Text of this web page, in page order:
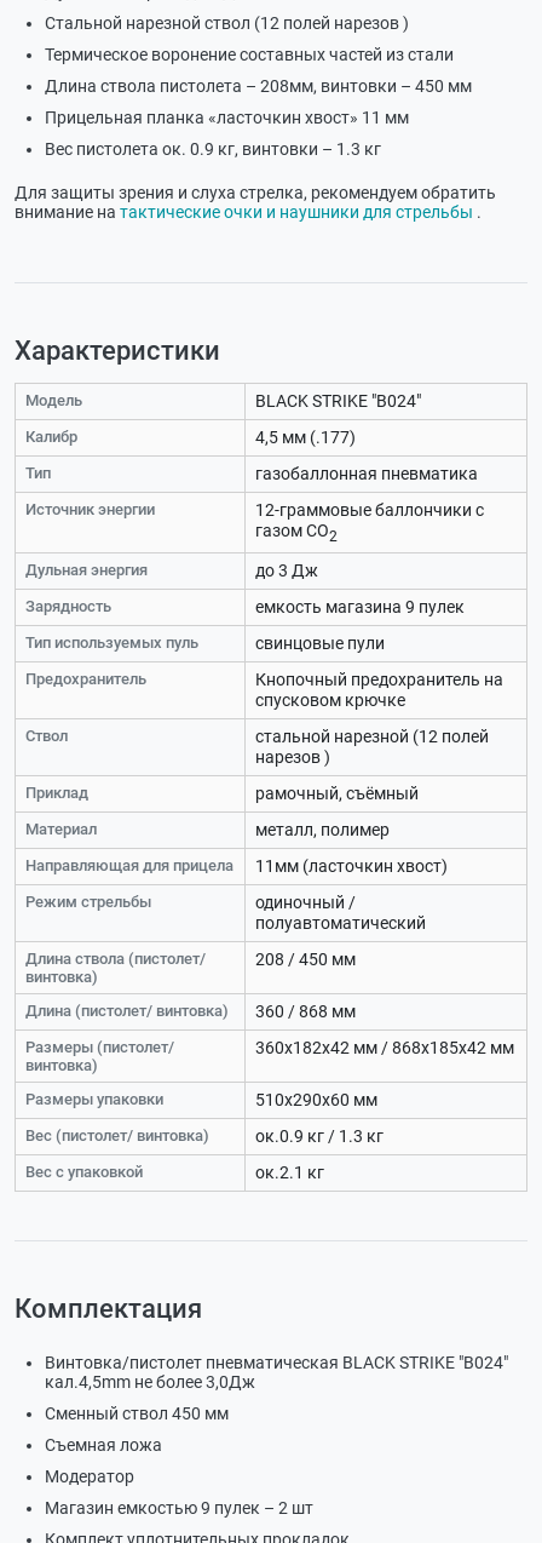
Стальной нарезной ствол (12 полей нарезов )
Термическое воронение составных частей из стали
Длина ствола пистолета – 208мм, винтовки – 450 мм
Прицельная планка «ласточкин хвост» 11 мм
Вес пистолета ок. 0.9 кг, винтовки – 1.3 кг
Для защиты зрения и слуха стрелка, рекомендуем обратить
внимание на тактические очки и наушники для стрельбы .
Характеристики
Модель BLACK STRIKE "B024"
Калибр 4,5 мм (.177)
Тип газобаллонная пневматика
Источник энергии
12-граммовые баллончики с
газом CO2
Дульная энергия до 3 Дж
Зарядность емкость магазина 9 пулек
Тип используемых пуль свинцовые пули
Предохранитель
Кнопочный предохранитель на
спусковом крючке
Ствол
стальной нарезной (12 полей
нарезов )
Приклад рамочный, съёмный
Материал металл, полимер
Направляющая для прицела 11мм (ласточкин хвост)
Режим стрельбы
одиночный /
полуавтоматический
Длина ствола (пистолет/
винтовка)
208 / 450 мм
Длина (пистолет/ винтовка) 360 / 868 мм
Размеры (пистолет/
винтовка)
360x182x42 мм / 868x185x42 мм
Размеры упаковки 510x290x60 мм
Вес (пистолет/ винтовка) ок.0.9 кг / 1.3 кг
Вес с упаковкой ок.2.1 кг
Комплектация
Винтовка/пистолет пневматическая BLACK STRIKE "B024"
кал.4,5mm не более 3,0Дж
Сменный ствол 450 мм
Съемная ложа
Модератор
Магазин емкостью 9 пулек – 2 шт